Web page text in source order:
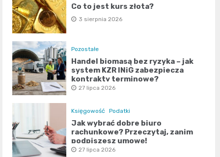
Co to jest kurs złota?
3 sierpnia 2026
Pozostałe
Handel biomasą bez ryzyka – jak
system KZR INiG zabezpiecza
kontrakty terminowe?
27 lipca 2026
Księgowość Podatki
Jak wybrać dobre biuro
rachunkowe? Przeczytaj, zanim
podpiszesz umowę!
27 lipca 2026